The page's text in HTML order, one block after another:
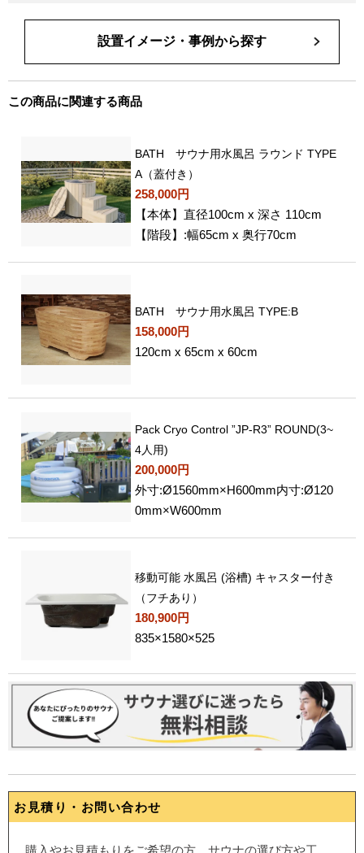
設置イメージ・事例から探す
この商品に関連する商品
BATH サウナ用水風呂 ラウンド TYPE
A（蓋付き）
258,000円
【本体】直径100cm x 深さ 110cm
【階段】:幅65cm x 奥行70cm
BATH サウナ用水風呂 TYPE:B
158,000円
120cm x 65cm x 60cm
Pack Cryo Control ”JP-R3” ROUND(3~
4人用)
200,000円
外寸:Ø1560mm×H600mm内寸:Ø120
0mm×W600mm
移動可能 水風呂 (浴槽) キャスター付き
（フチあり）
180,900円
835×1580×525
お見積り・お問い合わせ